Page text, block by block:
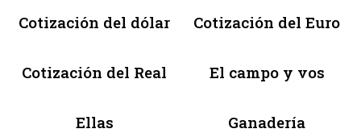
Cotización del dólar Cotización del Euro
Cotización del Real El campo y vos
Ellas Ganadería